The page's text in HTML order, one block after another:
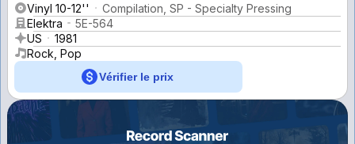
Vinyl 10-12''
Compilation, SP - Specialty Pressing
Elektra
5E-564
US
1981
Rock, Pop
Vérifier le prix